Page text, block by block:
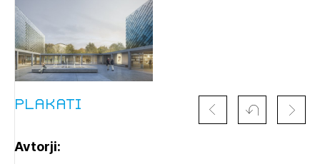
Izbrana vsebina je namenjena le ZAPS
registriranim uporabnikom. Da lahko do nje
dostopate, se je potrebno prijaviti.
REGISTRIRAJTE SE
Plakati
Avtorji: